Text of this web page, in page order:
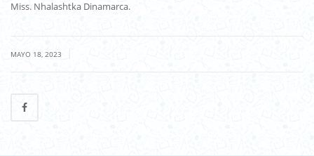
Miss. Nhalashtka Dinamarca.
MAYO 18, 2023